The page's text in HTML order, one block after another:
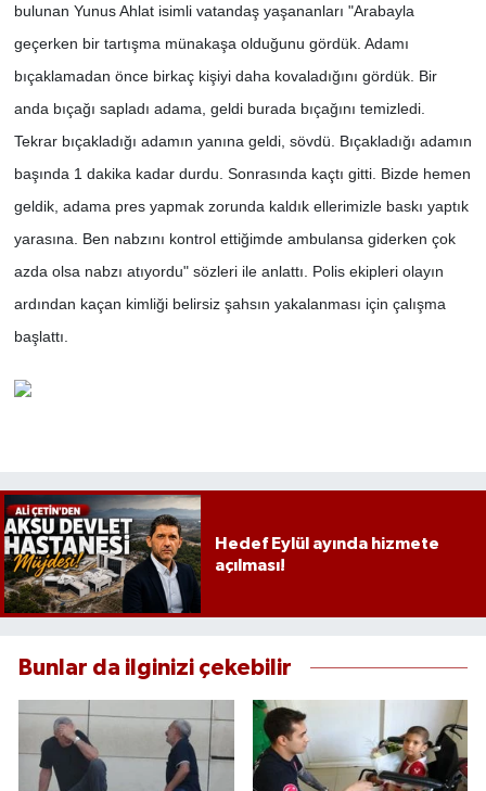
bulunan Yunus Ahlat isimli vatandaş yaşananları "Arabayla
geçerken bir tartışma münakaşa olduğunu gördük. Adamı
bıçaklamadan önce birkaç kişiyi daha kovaladığını gördük. Bir
anda bıçağı sapladı adama, geldi burada bıçağını temizledi.
Tekrar bıçakladığı adamın yanına geldi, sövdü. Bıçakladığı adamın
başında 1 dakika kadar durdu. Sonrasında kaçtı gitti. Bizde hemen
geldik, adama pres yapmak zorunda kaldık ellerimizle baskı yaptık
yarasına. Ben nabzını kontrol ettiğimde ambulansa giderken çok
azda olsa nabzı atıyordu" sözleri ile anlattı. Polis ekipleri olayın
ardından kaçan kimliği belirsiz şahsın yakalanması için çalışma
başlattı.
Hedef Eylül ayında hizmete
açılması!
Bunlar da ilginizi çekebilir